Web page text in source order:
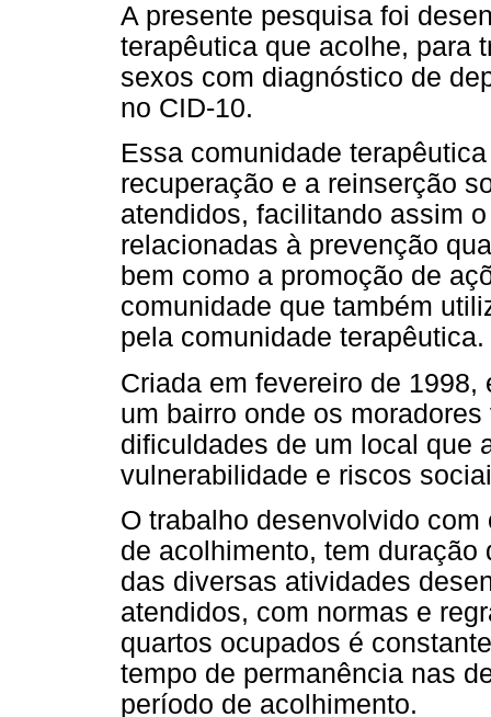
A presente pesquisa foi
terapêutica que acolhe, para
sexos com diagnóstico de
no CID-10.
Essa comunidade
recuperação e a reinserção
atendidos, facilitando assim
relacionadas à prevenção
bem como a promoção de
comunidade que também
pela comunidade terapêutica.
Criada em fevereiro de
um bairro onde os
dificuldades de um local que
vulnerabilidade e riscos
O trabalho desenvolvido
de acolhimento, tem
das diversas atividades
atendidos, com normas e
quartos ocupados é
tempo de permanência nas
período de acolhimento.